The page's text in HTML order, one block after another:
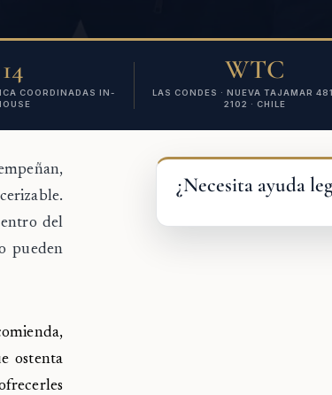
14
COORDINADAS IN-
WTC
LAS CONDES · NUEVA TAJAMAR
2102 · CHILE
del
pueden
ostenta
¿Necesita ayuda